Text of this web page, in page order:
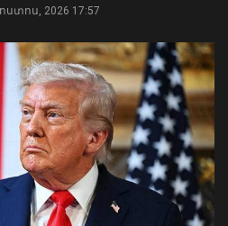
ավելի
կայուն է.
բանագնաց
2026 17:57